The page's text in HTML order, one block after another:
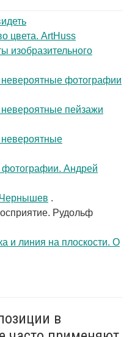
цвета. ArtHuss
изобразительного
невероятные фотографии
невероятные пейзажи
невероятные
Андрей
Чернышев .
Рудольф
и линия на плоскости. О
в